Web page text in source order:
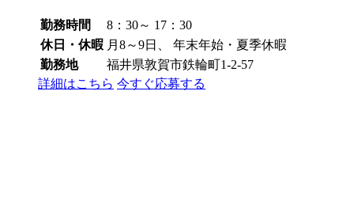
勤務時間
8：30～ 17：30
休日・休暇 月8～9日、 年末年始・夏季休暇
勤務地
福井県敦賀市鉄輪町1-2-57
詳細はこちら 今すぐ応募する